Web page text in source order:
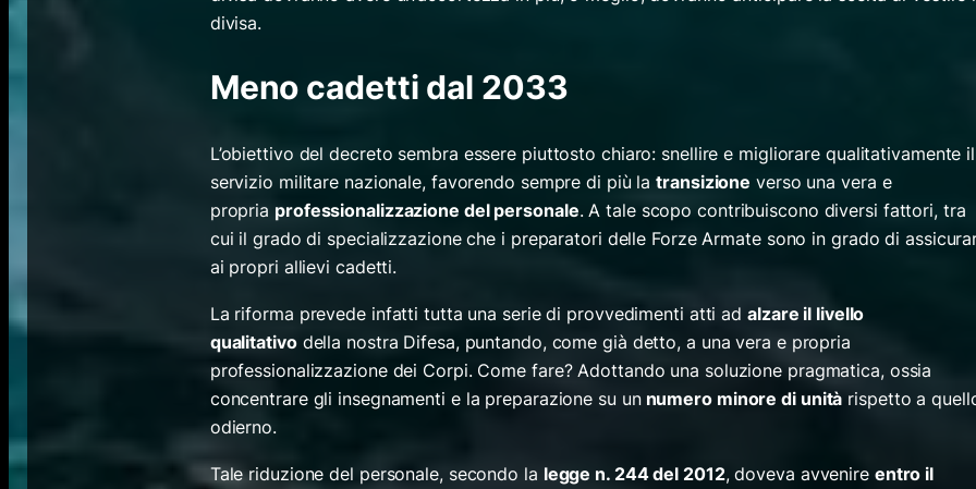
divisa.
Meno cadetti dal 2033
L’obiettivo del decreto sembra essere piuttosto chiaro: snellire e migliorare qualitativamente il
servizio militare nazionale, favorendo sempre di più latransizione verso una vera e
propria professionalizzazione del personale. A tale scopo contribuiscono diversi fattori, tra
cui il grado di specializzazione che i preparatori delle Forze Armate sono in grado di
ai propri allievi cadetti.
La riforma prevede infatti tutta una serie di provvedimenti atti ad alzare il livello
qualitativo della nostra Difesa, puntando, come già detto, a una vera e propria
professionalizzazione dei Corpi. Come fare? Adottando una soluzione pragmatica, ossia
concentrare gli insegnamenti e la preparazione su un numero minore di unità rispetto a
odierno.
Tale riduzione del personale, secondo la legge n. 244 del 2012, doveva avvenire entro il